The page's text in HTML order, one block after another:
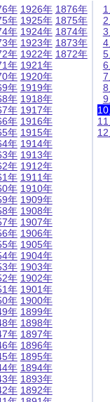
年
年
年
年
年
年
年
年
年
年
年
年
年
年
年
年
年
年
年
年
年
年
年
年
年
年
年
年
年
年
年
年
年
年
年
1926年
1925年
1924年
1923年
1922年
1921年
1920年
1919年
1918年
1917年
1916年
1915年
1914年
1913年
1912年
1911年
1910年
1909年
1908年
1907年
1906年
1905年
1904年
1903年
1902年
1901年
1900年
1899年
1898年
1897年
1896年
1895年
1894年
1893年
1892年
1876年
1875年
1874年
1873年
1872年